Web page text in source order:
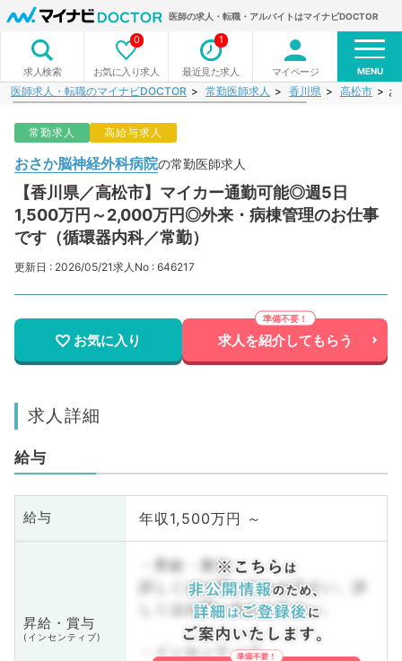
医師の求人・転職・アルバイトはマイナビDOCTOR
求人検索 お気に入り求人
0
最近見た求人
1
マイページ MENU
医師求人・転職のマイナビDOCTOR 常勤医師求人 香川県 高松市
常勤求人 高給与求人
おさか脳神経外科病院の常勤医師求人
【香川県／高松市】マイカー通勤可能◎週5日
1,500万円～2,000万円◎外来・病棟管理のお仕事
です（循環器内科／常勤）
更新日 : 2026/05/21求人No : 646217
お気に入り 求人を紹介してもらう
求人詳細
給与
給与 年収1,500万円 ～
昇給・賞与
(インセンティブ)
・昇給・賞与
詳しくはお問い合わせ下さい。詳
しくはお問い合わせ下さい。
・インセンティブ